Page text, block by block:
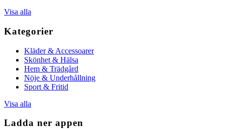
Visa alla
Kategorier
Kläder & Accessoarer
Skönhet & Hälsa
Hem & Trädgård
Nöje & Underhållning
Sport & Fritid
Visa alla
Ladda ner appen